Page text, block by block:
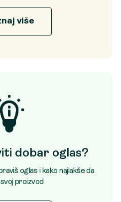
više
dobar oglas?
oglas i kako najlakše da
proizvod